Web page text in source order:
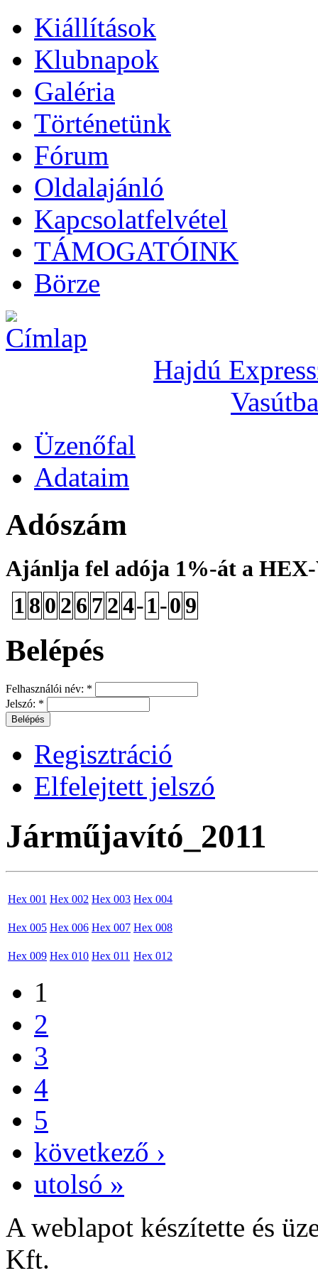
Kiállítások
Klubnapok
Galéria
Történetünk
Fórum
Oldalajánló
Kapcsolatfelvétel
TÁMOGATÓINK
Börze
Hajdú
Üzenőfal
Adataim
Adószám
Ajánlja fel adója 1%-át a HEX-
1 8 0 2 6 7 2 4-1-0 9
Belépés
Felhasználói név: *
Jelszó: *
Regisztráció
Elfelejtett jelszó
Járműjavító_2011
Hex 001 Hex 002 Hex 003 Hex 004
Hex 005 Hex 006 Hex 007 Hex 008
Hex 009 Hex 010 Hex 011 Hex 012
1
2
3
4
5
következő ›
utolsó »
A weblapot készítette és
Kft.